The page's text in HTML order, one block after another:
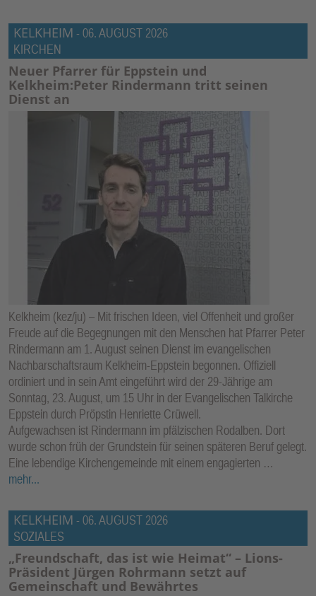
KELKHEIM - 06. AUGUST 2026
KIRCHEN
Neuer Pfarrer für Eppstein und
Kelkheim:Peter Rindermann tritt seinen
Dienst an
Kelkheim (kez/ju) – Mit frischen Ideen, viel Offenheit und großer
Freude auf die Begegnungen mit den Menschen hat Pfarrer Peter
Rindermann am 1. August seinen Dienst im evangelischen
Nachbarschaftsraum Kelkheim-Eppstein begonnen. Offiziell
ordiniert und in sein Amt eingeführt wird der 29-Jährige am
Sonntag, 23. August, um 15 Uhr in der Evangelischen Talkirche
Eppstein durch Pröpstin Henriette Crüwell.
Aufgewachsen ist Rindermann im pfälzischen Rodalben. Dort
wurde schon früh der Grundstein für seinen späteren Beruf gelegt.
Eine lebendige Kirchengemeinde mit einem engagierten …
mehr...
KELKHEIM - 06. AUGUST 2026
SOZIALES
„Freundschaft, das ist wie Heimat“ – Lions-
Präsident Jürgen Rohrmann setzt auf
Gemeinschaft und Bewährtes